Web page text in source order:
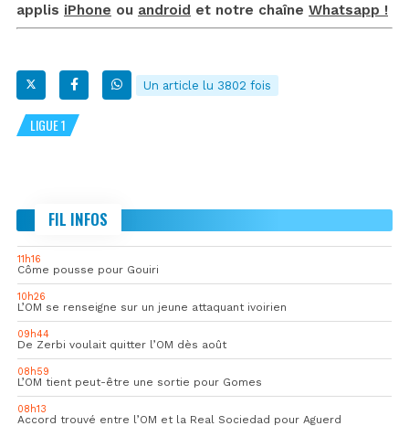
applis iPhone ou android et notre chaîne Whatsapp !
Un article lu 3802 fois
LIGUE 1
FIL INFOS
11h16
Côme pousse pour Gouiri
10h26
L’OM se renseigne sur un jeune attaquant ivoirien
09h44
De Zerbi voulait quitter l’OM dès août
08h59
L’OM tient peut-être une sortie pour Gomes
08h13
Accord trouvé entre l’OM et la Real Sociedad pour Aguerd